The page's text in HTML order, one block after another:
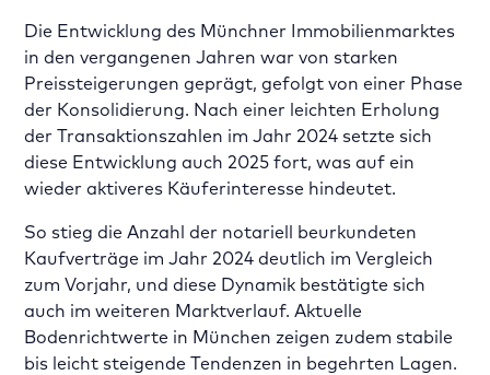
Die Entwicklung des Münchner Immobilienmarktes
in den vergangenen Jahren war von starken
Preissteigerungen geprägt, gefolgt von einer Phase
der Konsolidierung. Nach einer leichten Erholung
der Transaktionszahlen im Jahr 2024 setzte sich
diese Entwicklung auch 2025 fort, was auf ein
wieder aktiveres Käuferinteresse hindeutet.
So stieg die Anzahl der notariell beurkundeten
Kaufverträge im Jahr 2024 deutlich im Vergleich
zum Vorjahr, und diese Dynamik bestätigte sich
auch im weiteren Marktverlauf. Aktuelle
Bodenrichtwerte in München zeigen zudem stabile
bis leicht steigende Tendenzen in begehrten Lagen.